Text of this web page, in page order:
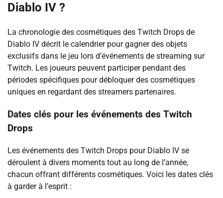
Diablo IV ?
La chronologie des cosmétiques des Twitch Drops de
Diablo IV décrit le calendrier pour gagner des objets
exclusifs dans le jeu lors d’événements de streaming sur
Twitch. Les joueurs peuvent participer pendant des
périodes spécifiques pour débloquer des cosmétiques
uniques en regardant des streamers partenaires.
Dates clés pour les événements des Twitch
Drops
Les événements des Twitch Drops pour Diablo IV se
déroulent à divers moments tout au long de l’année,
chacun offrant différents cosmétiques. Voici les dates clés
à garder à l’esprit :